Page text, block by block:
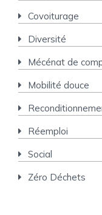
Covoiturage
Diversité
Mécénat de
Mobilité douce
Réemploi
Social
Zéro Déchets